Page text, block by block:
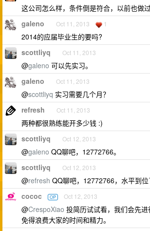
这公司怎么样，条件倒是符合，以前也做过
galeno Oct 11, 2013 1
2014的应届毕业生的要吗?
scottliyq Oct 11, 2013
@galeno 可以先实习。
galeno Oct 11, 2013
@scottliyq 实习需要几个月？
refresh Oct 11, 2013
两种都很熟练能开多少钱 :)
scottliyq Oct 12, 2013
@galeno QQ聊吧，12772766。
scottliyq Oct 12, 2013
@refresh QQ聊吧，12772766，水平到位
cococ OP Oct 12, 2013
@CrespoXiao 投简历试试看，我们会先进
免得浪费大家的时间和精力。